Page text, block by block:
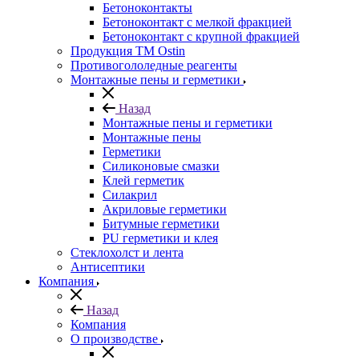
Бетоноконтакты
Бетоноконтакт с мелкой фракцией
Бетоноконтакт с крупной фракцией
Продукция ТМ Ostin
Противогололедные реагенты
Монтажные пены и герметики
Назад
Монтажные пены и герметики
Монтажные пены
Герметики
Силиконовые смазки
Клей герметик
Силакрил
Акриловые герметики
Битумные герметики
PU герметики и клея
Стеклохолст и лента
Антисептики
Компания
Назад
Компания
О производстве